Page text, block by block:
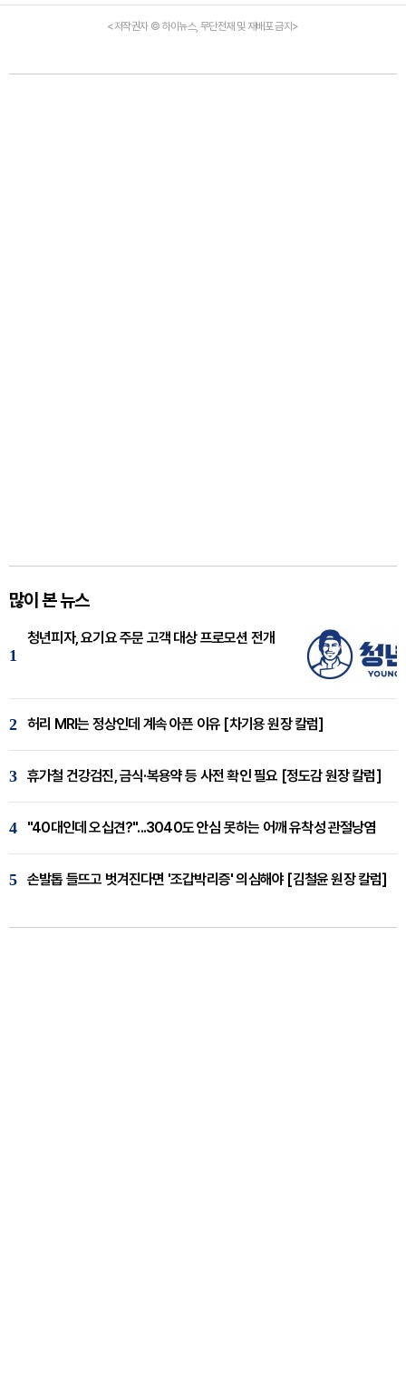
<저작권자 © 하이뉴스, 무단전재 및 재배포 금지>
많이 본 뉴스
1
청년피자, 요기요 주문 고객 대상 프로모션 전개
2 허리 MRI는 정상인데 계속 아픈 이유 [차기용 원장 칼럼]
3 휴가철 건강검진, 금식·복용약 등 사전 확인 필요 [정도감 원장 칼럼]
4 "40대인데 오십견?"...3040도 안심 못하는 어깨 유착성 관절낭염
5 손발톱 들뜨고 벗겨진다면 '조갑박리증' 의심해야 [김철윤 원장 칼럼]